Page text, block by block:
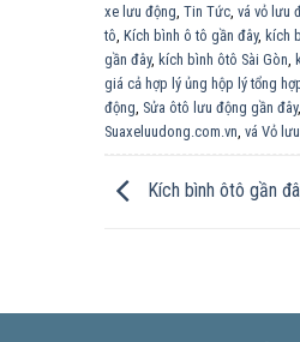
xe lưu động Tin Tức vá vỏ lưu
tô Kích bình ô tô gần đây, kích
gần đây, kích bình ôtô Sài Gòn
giá cả hợp lý ủng hộp lý tổng
động Sửa ôtô lưu động gần đây,
Suaxeluudong.com.vn vá Vỏ
Kích bình ôtô gần